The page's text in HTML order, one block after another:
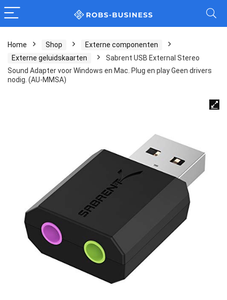
Home Shop
Externe componenten
Externe geluidskaarten
Sabrent USB External Stereo
Sound Adapter voor Windows en Mac. Plug en play Geen drivers
nodig. (AU-MMSA)